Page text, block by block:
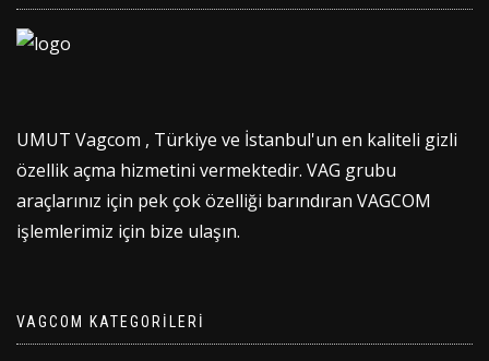
UMUT Vagcom , Türkiye ve İstanbul'un en kaliteli gizli
özellik açma hizmetini vermektedir. VAG grubu
araçlarınız için pek çok özelliği barındıran VAGCOM
işlemlerimiz için bize ulaşın.
VAGCOM KATEGORILERI